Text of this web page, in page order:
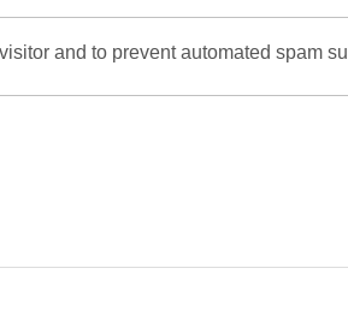
and to prevent automated spam